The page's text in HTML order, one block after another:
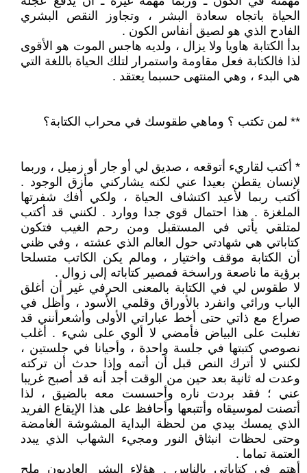
الحياة باتجاه سعادة البشر ، وتجاوز النقص البشري
الفادح الذي هو لصيق أنفاس الكون .
بدأ الكتابة هاويا ولا يزال ، ولديه هاجس الموت هو الأقوى
لذا فالكتابة فعل مقاومة واستمرار لتلك الحياة باللغة التي
هي البدء ، وهي المنتهى حسبما يعتقد .
** لمن تكتب ؟ وماهي طقوسك في محراب الكتابة؟
* أكتب لقاريء أتوقعه ، صديق لي أو جار أو زميل ، وربما
لإنسان يقطن بعيدا عني لكنه يشاركني مأزق الوجود .
أكتب ربما لأعيد اكتشاف الحياة ، ولكي أفك شفرتها
الملغزة . هذا احتمال قوي جدا ووارد . لكنني قد أكتب
لمتلقي يأتي في المستقبل ومن رحم الغيب فتكون
كتاباتي هي شهادتي حول العالم الذي عشته ، وفي ظني
أن الكتابة موقف واختيار ، ومالم يكن الكاتب متسلحا
برؤية ما ناصعة وراسخة فمصير كتاباته إلى زوال .
لا طقوس لي في الكتابة بالمعنى الحرفي غير أن أغلق
الباب ورائي وانفرد بالأوراق وقلمي الأسود ، وأظل في
صراع مع ذاتي حتى أخط عباراتي الأولى وأشعرأنني قد
تغلبت على البياض فأمضي لا ألوي على شيء . أغلب
نصوصي كتبتها في جلسة واحدة ، وأحيانا في جلستين ،
لكنني لا أترك النص قبل أن أتمه وإذا حدث أن تركته
وعدت له ثانية بعد حين من الوقت أجد أنه قد أصبح غريبا
عني ؛ فقد بردت ناره وأحسست معه بالضيق ، لذا
أتصنت لموسيقاه وأتتبعها وأحافظ على هذا الإيقاع الفريد
الذي يمسك بيدي من لحظة البداية المشوشة الغامضة
وحتى لحظات انبثاق النور ومجيء الشهاب الذي يبدد
العتمة تماما .
أهتم في كتاباتي بالناس . هؤلاء البشر العاديون ملح